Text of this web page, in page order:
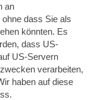
an
dass Sie als
könnten. Es
dass US-
US-Servern
verarbeiten,
haben auf diese